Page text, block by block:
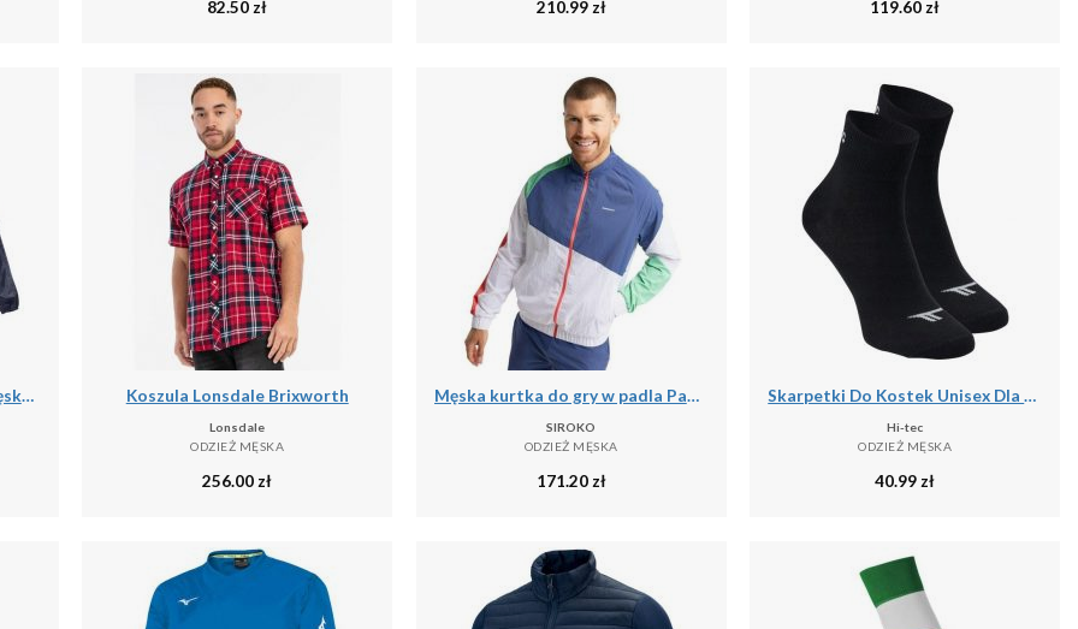
82.50 zł 210.99 zł 119.60 zł
Kurtka Przeciwdeszczowa Męska Stormbreak Koszula Lonsdale Brixworth
Lonsdale
ODZIEŻ MĘSKA
256.00 zł
Męska kurtka do gry w padla Padel Siroko Backspin Erit
SIROKO
ODZIEŻ MĘSKA
171.20 zł
Skarpetki Do Kostek Unisex Dla Dorosłych Chire
Hi-tec
ODZIEŻ MĘSKA
40.99 zł